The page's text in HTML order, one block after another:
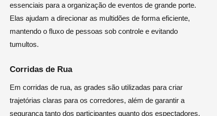
essenciais para a organização de eventos de grande porte.
Elas ajudam a direcionar as multidões de forma eficiente,
mantendo o fluxo de pessoas sob controle e evitando
tumultos.
Corridas de Rua
Em corridas de rua, as grades são utilizadas para criar
trajetórias claras para os corredores, além de garantir a
segurança tanto dos participantes quanto dos espectadores.